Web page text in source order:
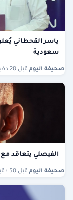
سعودية
صحيفة اليوم قبل 28 دقيقة
الفيصلي يتعاقد
صحيفة اليوم قبل 50 دقيقة